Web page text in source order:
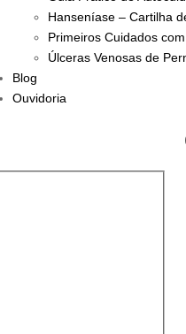
Hanseníase – Cartilha
Primeiros Cuidados
Úlceras Venosas de
Blog
Ouvidoria